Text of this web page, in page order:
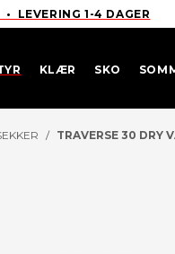
LEVERING 1-4 DAGER
KLÆR SKO
/ TRAVERSE 30 DRY